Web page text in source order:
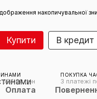
накопичувальної
Купити В кредит
684.00 грн
ПОКУПКА
3 платежі
Оплата